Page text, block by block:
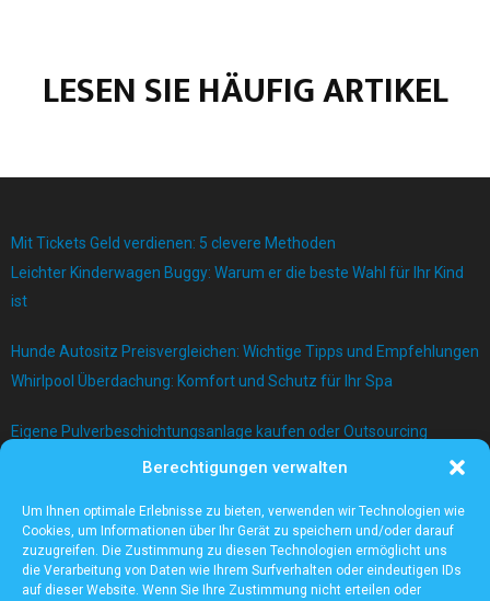
Berechtigungen verwalten
Um Ihnen optimale Erlebnisse zu bieten, verwenden wir Technologien wie
Cookies, um Informationen über Ihr Gerät zu speichern und/oder darauf
zuzugreifen. Die Zustimmung zu diesen Technologien ermöglicht uns
die Verarbeitung von Daten wie Ihrem Surfverhalten oder eindeutigen IDs
auf dieser Website. Wenn Sie Ihre Zustimmung nicht erteilen oder
LESEN SIE HÄUFIG ARTIKEL
Mit Tickets Geld verdienen: 5 clevere Methoden
Leichter Kinderwagen Buggy: Warum er die beste Wahl für Ihr Kind
ist
Hunde Autositz Preisvergleichen: Wichtige Tipps und Empfehlungen
Whirlpool Überdachung: Komfort und Schutz für Ihr Spa
Eigene Pulverbeschichtungsanlage kaufen oder Outsourcing
Bau einer Mauer mit Betonblock